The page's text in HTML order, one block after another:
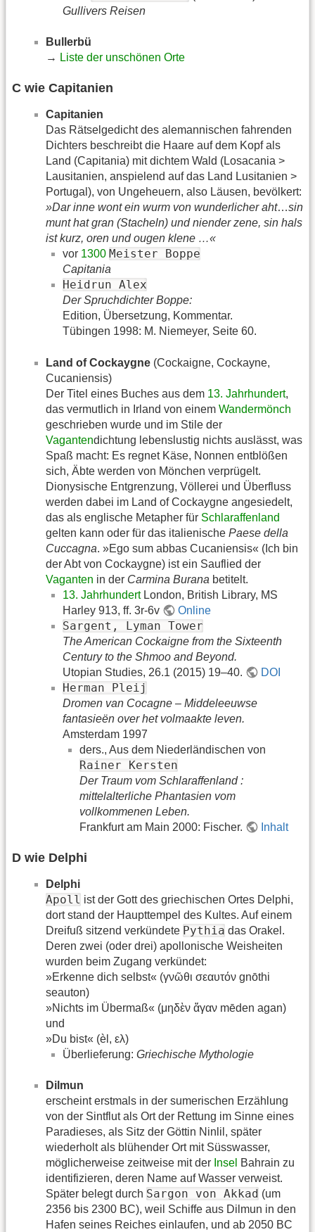
Gullivers Reisen
Bullerbü
→ Liste der unschönen Orte
C wie Capitanien
Capitanien
Das Rätselgedicht des alemannischen fahrenden
Dichters beschreibt die Haare auf dem Kopf als
Land (Capitania) mit dichtem Wald (Losacania >
Lausitanien, anspielend auf das Land Lusitanien >
Portugal), von Ungeheuern, also Läusen, bevölkert:
»Dar inne wont ein wurm von wunderlicher aht…sin
munt hat gran (Stacheln) und niender zene, sin hals
ist kurz, oren und ougen klene …«
vor 1300 Meister Boppe
Capitania
Heidrun Alex
Der Spruchdichter Boppe:
Edition, Übersetzung, Kommentar.
Tübingen 1998: M. Niemeyer, Seite 60.
Land of Cockaygne (Cockaigne, Cockayne,
Cucaniensis)
Der Titel eines Buches aus dem 13. Jahrhundert,
das vermutlich in Irland von einem Wandermönch
geschrieben wurde und im Stile der
Vagantendichtung lebenslustig nichts auslässt, was
Spaß macht: Es regnet Käse, Nonnen entblößen
sich, Äbte werden von Mönchen verprügelt.
Dionysische Entgrenzung, Völlerei und Überfluss
werden dabei im Land of Cockaygne angesiedelt,
das als englische Metapher für Schlaraffenland
gelten kann oder für das italienische Paese della
Cuccagna. »Ego sum abbas Cucaniensis« (Ich bin
der Abt von Cockaygne) ist ein Sauflied der
Vaganten in der Carmina Burana betitelt.
13. JahrhundertLondon, British Library, MS
Harley 913, ff. 3r-6v
Online
Sargent, Lyman Tower
The American Cockaigne from the Sixteenth
Century to the Shmoo and Beyond.
Utopian Studies, 26.1 (2015) 19–40.
DOI
Herman Pleij
Dromen van Cocagne – Middeleeuwse
fantasieën over het volmaakte leven.
Amsterdam 1997
ders., Aus dem Niederländischen von
Rainer Kersten
Der Traum vom Schlaraffenland :
mittelalterliche Phantasien vom
vollkommenen Leben.
Frankfurt am Main 2000: Fischer.
Inhalt
D wie Delphi
Delphi
Apoll ist der Gott des griechischen Ortes Delphi,
dort stand der Haupttempel des Kultes. Auf einem
Dreifuß sitzend verkündete Pythia das Orakel.
Deren zwei (oder drei) apollonische Weisheiten
wurden beim Zugang verkündet:
»Erkenne dich selbst« (γνῶθι σεαυτόν gnōthi
seauton)
»Nichts im Übermaß« (μηδὲν ἄγαν mēden agan)
und
»Du bist« (èl, ελ)
Überlieferung: Griechische Mythologie
Dilmun
erscheint erstmals in der sumerischen Erzählung
von der Sintflut als Ort der Rettung im Sinne eines
Paradieses, als Sitz der Göttin Ninlil, später
wiederholt als blühender Ort mit Süsswasser,
möglicherweise zeitweise mit der Insel Bahrain zu
identifizieren, deren Name auf Wasser verweist.
Später belegt durch Sargon von Akkad (um
2356 bis 2300 BC), weil Schiffe aus Dilmun in den
Hafen seines Reiches einlaufen, und ab 2050 BC